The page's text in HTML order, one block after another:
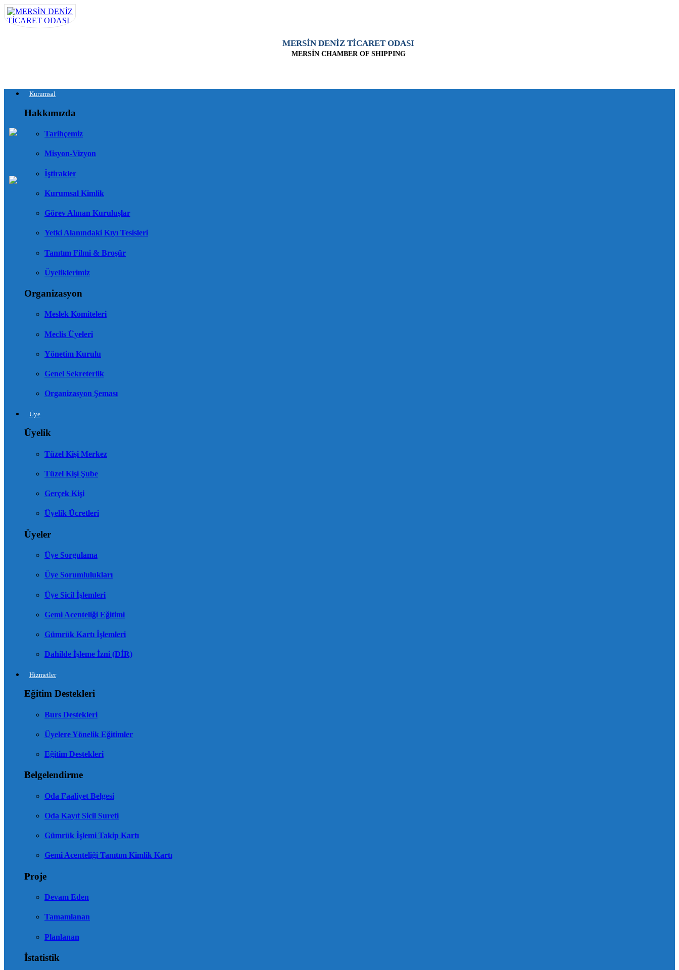
MERSİN DENİZ TİCARET ODASI
MERSİN CHAMBER OF SHIPPING
Kurumsal
Hakkımızda
Tarihçemiz
Misyon-Vizyon
İştirakler
Kurumsal Kimlik
Görev Alınan Kuruluşlar
Yetki Alanındaki Kıyı Tesisleri
Tanıtım Filmi & Broşür
Üyeliklerimiz
Organizasyon
Meslek Komiteleri
Meclis Üyeleri
Yönetim Kurulu
Genel Sekreterlik
Organizasyon Şeması
Üye
Üyelik
Tüzel Kişi Merkez
Tüzel Kişi Şube
Gerçek Kişi
Üyelik Ücretleri
Üyeler
Üye Sorgulama
Üye Sorumlulukları
Üye Sicil İşlemleri
Gemi Acenteliği Eğitimi
Gümrük Kartı İşlemleri
Dahilde İşleme İzni (DİR)
Hizmetler
Eğitim Destekleri
Burs Destekleri
Üyelere Yönelik Eğitimler
Eğitim Destekleri
Belgelendirme
Oda Faaliyet Belgesi
Oda Kayıt Sicil Sureti
Gümrük İşlemi Takip Kartı
Gemi Acenteliği Tanıtım Kimlik Kartı
Proje
Devam Eden
Tamamlanan
Planlanan
İstatistik